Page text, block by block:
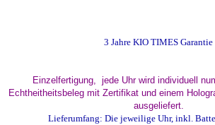
3 Jahre KIO TIMES Garantie
Einzelfertigung, jede Uhr wird individuell
Echtheitheitsbeleg mit Zertifikat und einem
ausgeliefert.
Lieferumfang: Die jeweilige Uhr, inkl.